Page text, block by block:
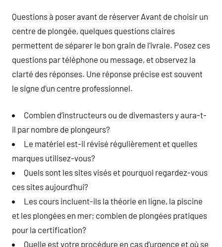
Questions à poser avant de réserver Avant de choisir un
centre de plongée, quelques questions claires
permettent de séparer le bon grain de l’ivraie. Posez ces
questions par téléphone ou message, et observez la
clarté des réponses. Une réponse précise est souvent
le signe d’un centre professionnel.
Combien d’instructeurs ou de divemasters y aura-t-
il par nombre de plongeurs?
Le matériel est-il révisé régulièrement et quelles
marques utilisez-vous?
Quels sont les sites visés et pourquoi regardez-vous
ces sites aujourd’hui?
Les cours incluent-ils la théorie en ligne, la piscine
et les plongées en mer; combien de plongées pratiques
pour la certification?
Quelle est votre procédure en cas d’urgence et où se